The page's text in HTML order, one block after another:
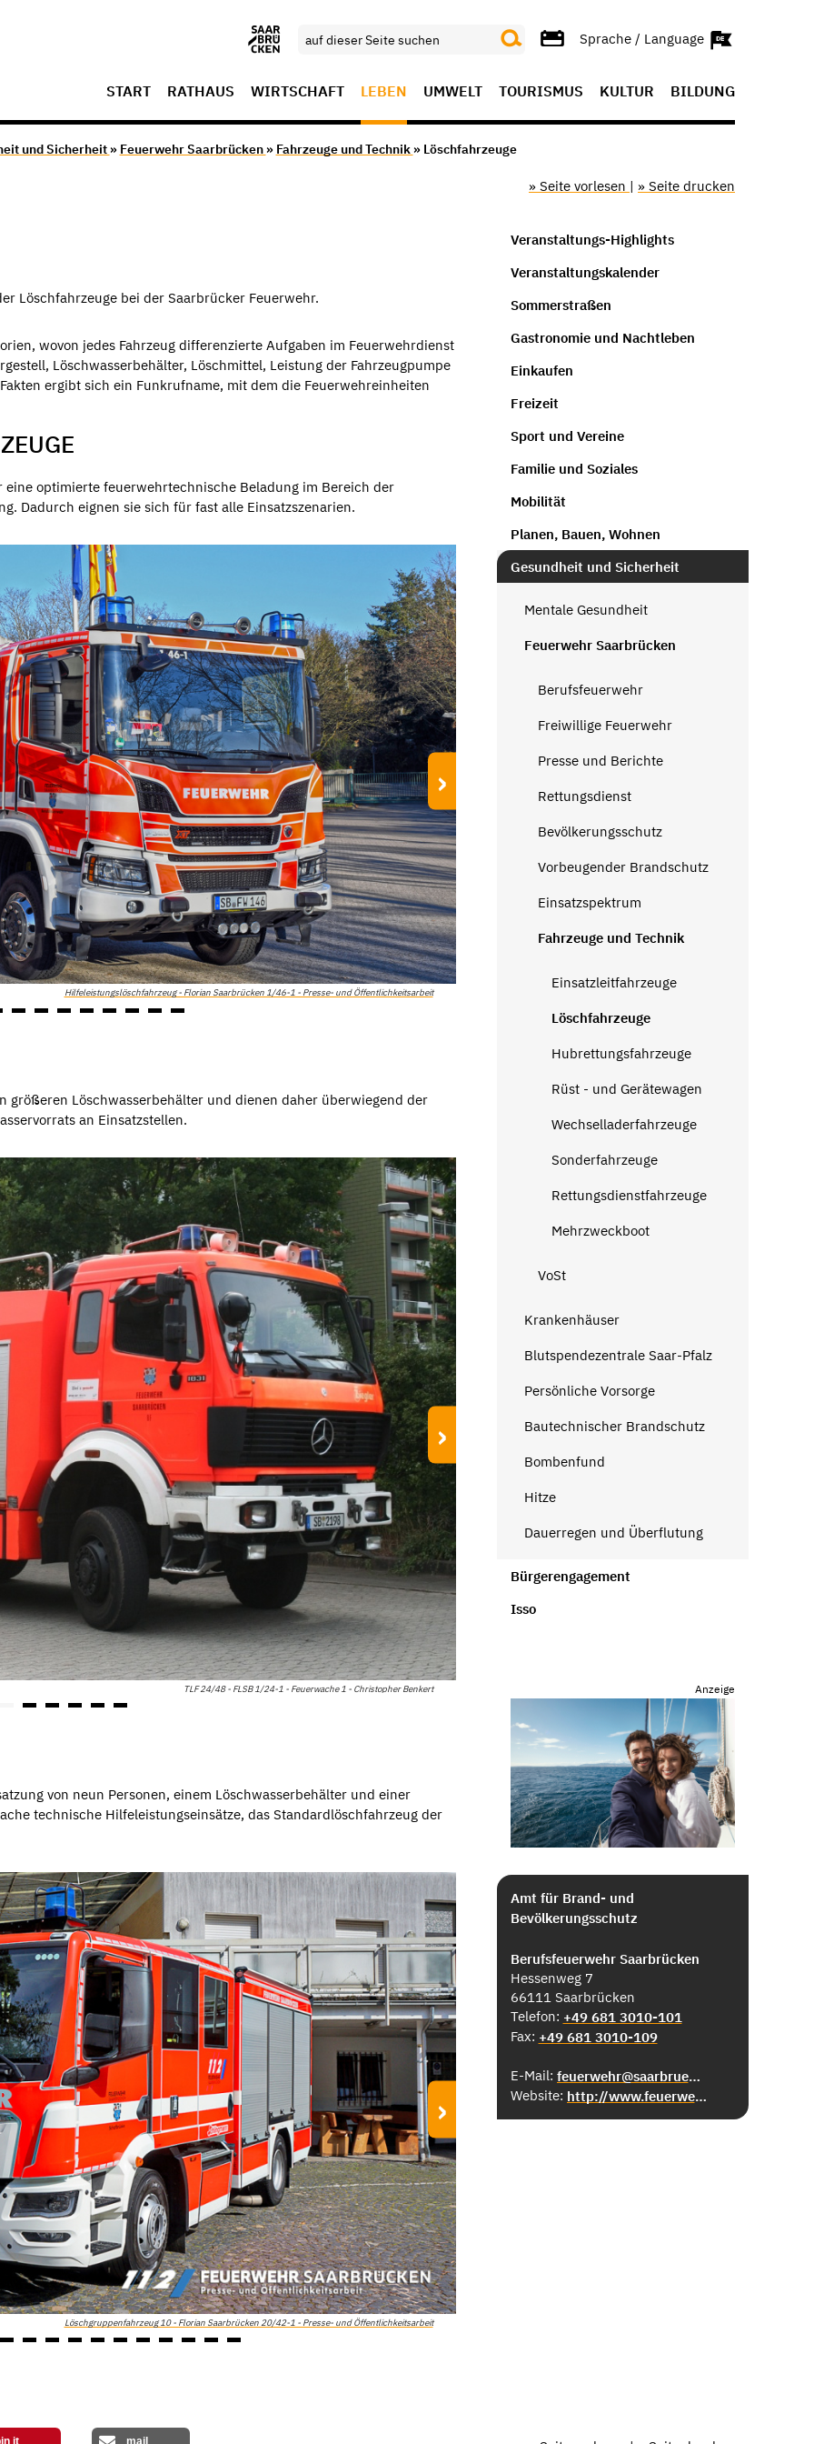
Sprache / Language
START RATHAUS WIRTSCHAFT LEBEN UMWELT TOURISMUS KULTUR BILDUNG
und Sicherheit » Feuerwehr Saarbrücken » Fahrzeuge und Technik » Löschfahrzeuge
» Seite vorlesen | » Seite drucken
Löschfahrzeuge bei der Saarbrücker Feuerwehr.
wovon jedes Fahrzeug differenzierte Aufgaben im Feuerwehrdienst
Löschwasserbehälter, Löschmittel, Leistung der Fahrzeugpumpe
ergibt sich ein Funkrufname, mit dem die Feuerwehreinheiten
optimierte feuerwehrtechnische Beladung im Bereich der
Dadurch eignen sie sich für fast alle Einsatzszenarien.
Hilfeleistungslöschfahrzeug - Florian Saarbrücken 1/46-1 - Presse- und Öffentlichkeitsarbeit
›
größeren Löschwasserbehälter und dienen daher überwiegend der
an Einsatzstellen.
TLF 24/48 - FLSB 1/24-1 - Feuerwache 1 - Christopher Benkert
›
von neun Personen, einem Löschwasserbehälter und einer
technische Hilfeleistungseinsätze, das Standardlöschfahrzeug der
Löschgruppenfahrzeug 10 - Florian Saarbrücken 20/42-1 - Presse- und Öffentlichkeitsarbeit
›
Veranstaltungs-Highlights
Veranstaltungskalender
Sommerstraßen
Gastronomie und Nachtleben
Einkaufen
Freizeit
Sport und Vereine
Familie und Soziales
Mobilität
Planen, Bauen, Wohnen
Gesundheit und Sicherheit
Mentale Gesundheit
Feuerwehr Saarbrücken
Berufsfeuerwehr
Freiwillige Feuerwehr
Presse und Berichte
Rettungsdienst
Bevölkerungsschutz
Vorbeugender Brandschutz
Einsatzspektrum
Fahrzeuge und Technik
Einsatzleitfahrzeuge
Löschfahrzeuge
Hubrettungsfahrzeuge
Rüst - und Gerätewagen
Wechselladerfahrzeuge
Sonderfahrzeuge
Rettungsdienstfahrzeuge
Mehrzweckboot
VoSt
Krankenhäuser
Blutspendezentrale Saar-Pfalz
Persönliche Vorsorge
Bautechnischer Brandschutz
Bombenfund
Hitze
Dauerregen und Überflutung
Bürgerengagement
Isso
Anzeige
Amt für Brand- und
Bevölkerungsschutz
Berufsfeuerwehr Saarbrücken
Hessenweg 7
66111 Saarbrücken
Telefon: +49 681 3010-101
Fax: +49 681 3010-109
E-Mail:
feuerwehr@saarbruecken.de
Website:
http://www.feuerwehr-saarbruecken.de